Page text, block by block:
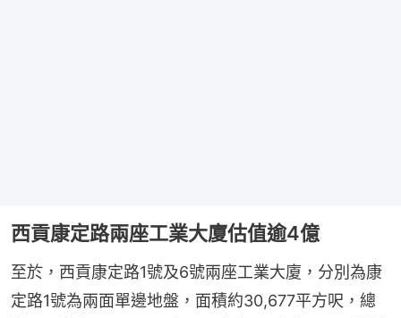
西貢康定路兩座工業大廈估值逾4億
至於，西貢康定路1號及6號兩座工業大廈，分別為康
定路1號為兩面單邊地盤，面積約30,677平方呎，總